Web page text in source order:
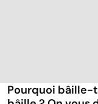
Pourquoi bâille-